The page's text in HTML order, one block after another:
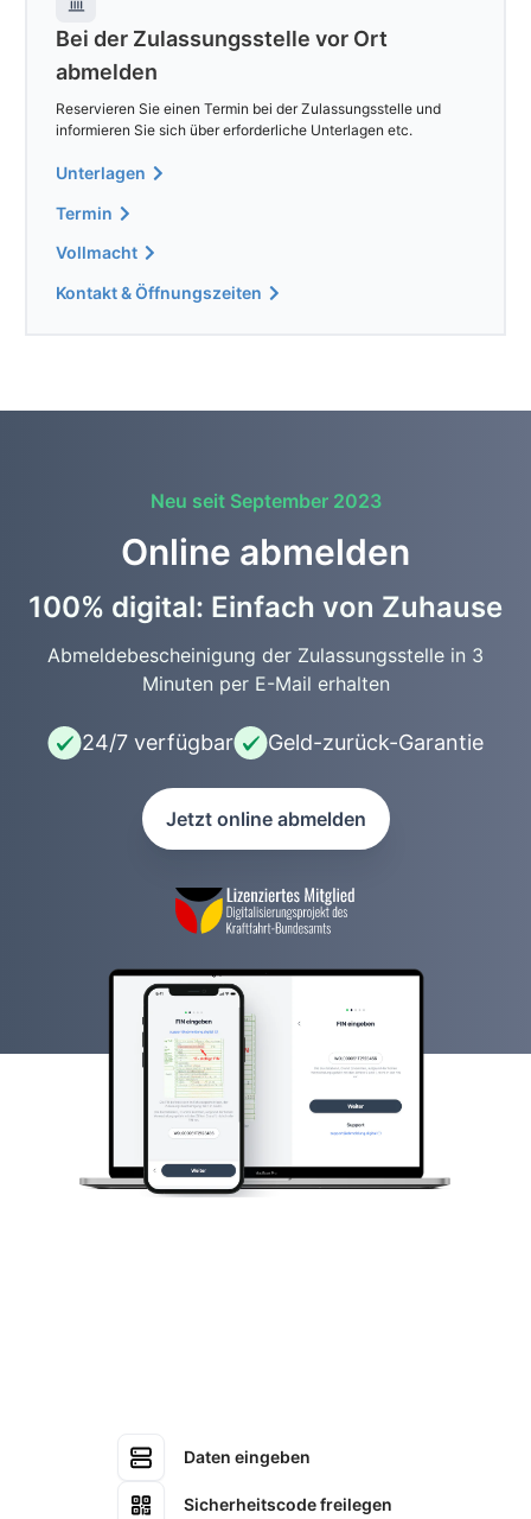
Bei der Zulassungsstelle vor Ort
abmelden
Reservieren Sie einen Termin bei der Zulassungsstelle und
informieren Sie sich über erforderliche Unterlagen etc.
Unterlagen
Termin
Vollmacht
Kontakt & Öffnungszeiten
Neu seit September 2023
Online abmelden
100% digital: Einfach von Zuhause
Abmeldebescheinigung der Zulassungsstelle in 3
Minuten per E-Mail erhalten
24/7 verfügbar Geld-zurück-Garantie
Jetzt online abmelden
Daten eingeben
Sicherheitscode freilegen